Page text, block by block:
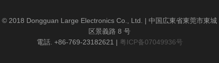
© 2018 Dongguan Large Electronics Co., Ltd. | 中国広東省東莞市東城
区景義路 8 号
電話. +86-769-23182621 | 粤ICP备07049936号